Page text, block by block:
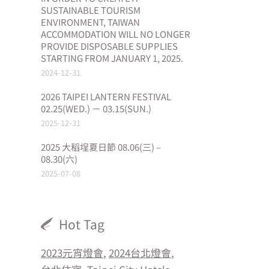
SUSTAINABLE TOURISM
ENVIRONMENT, TAIWAN
ACCOMMODATION WILL NO LONGER
PROVIDE DISPOSABLE SUPPLIES
STARTING FROM JANUARY 1, 2025.
2024-12-31
2026 TAIPEI LANTERN FESTIVAL
02.25(WED.) － 03.15(SUN.)
2025-12-31
2025 大稻埕夏日節 08.06(三) –
08.30(六)
2025-07-08
Hot Tag
2023元宵燈會 2024台北燈會